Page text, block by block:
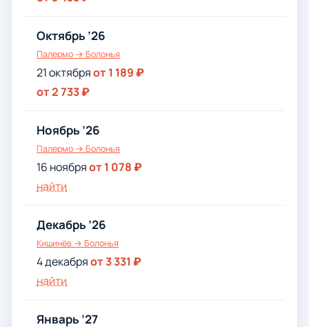
Октябрь ’26
Палермо → Болонья
21 октябряот 1 189 ₽
от 2 733 ₽
Ноябрь ’26
Палермо → Болонья
16 ноябряот 1 078 ₽
найти
Декабрь ’26
Кишинёв → Болонья
4 декабряот 3 331 ₽
найти
Январь ’27